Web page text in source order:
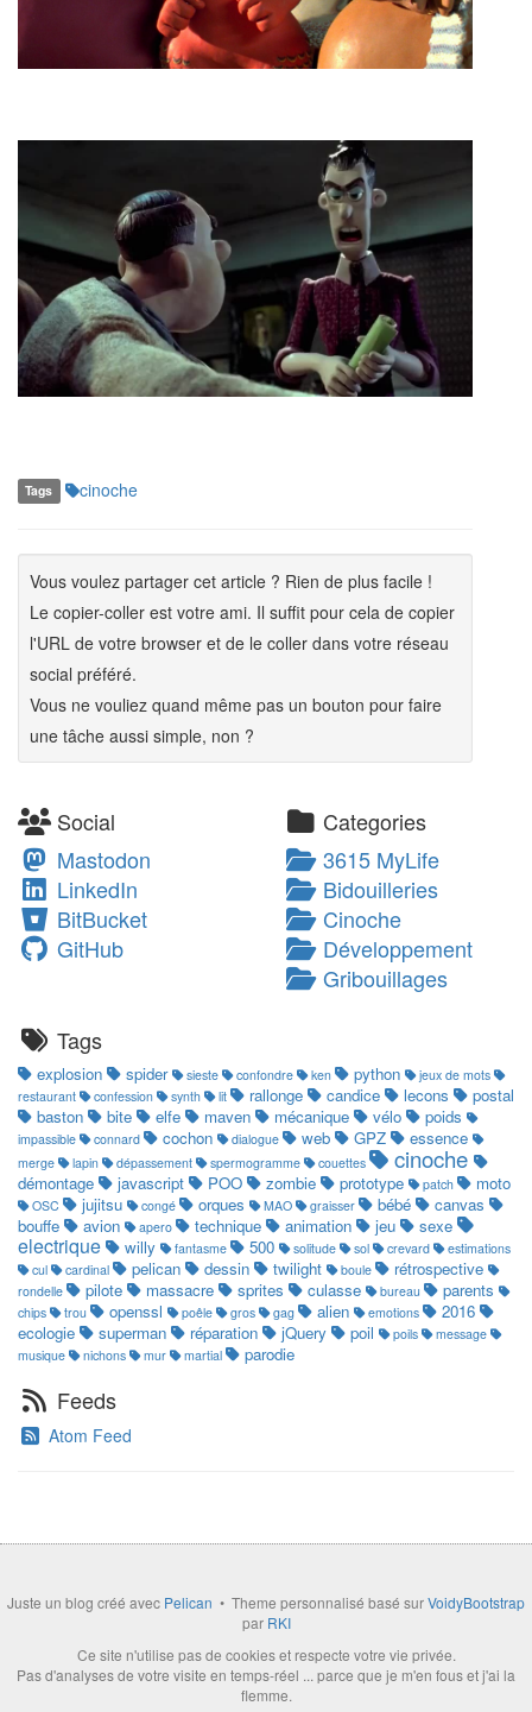
Tags cinoche
Vous voulez partager cet article ? Rien de plus facile !
Le copier-coller est votre ami. Il suffit pour cela de copier
l'URL de votre browser et de le coller dans votre réseau
social préféré.
Vous ne vouliez quand même pas un bouton pour faire
une tâche aussi simple, non ?
Social
Mastodon
LinkedIn
BitBucket
GitHub
Categories
3615 MyLife
Bidouilleries
Cinoche
Développement
Gribouillages
Tags
explosion spider sieste confondre ken python
jeux de mots
restaurant
confession synth lit rallonge candice lecons
postal
baston
bite elfe maven mécanique vélo poids
impassible connard cochon dialogue web GPZ essence
merge lapin dépassement spermogramme couettes cinoche
démontage javascript POO zombie prototype patch moto
OSC jujitsu congé orques MAO graisser bébé
canvas
bouffe
avion apero technique animation jeu sexe
electrique willy fantasme 500 solitude sol crevard
estimations
cul
cardinal pelican dessin twilight boule rétrospective
rondelle pilote massacre sprites culasse bureau parents
chips trou openssl poêle gros gag alien emotions
2016
ecologie
superman réparation jQuery poil poils
message
musique
nichons mur martial parodie
Feeds
Atom Feed
Juste un blog créé avec Pelican • Theme personnalisé basé surVoidyBootstrap
par RKI
Ce site n'utilise pas de cookies et respecte votre vie privée.
Pas d'analyses de votre visite en temps-réel ... parce que je m'en fous et j'ai la
flemme.